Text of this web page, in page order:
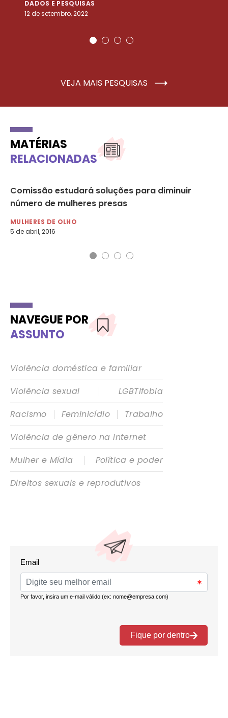
DADOS E PESQUISAS
12 de setembro, 2022
VEJA MAIS PESQUISAS
MATÉRIAS
RELACIONADAS
Comissão estudará soluções para diminuir
número de mulheres presas
MULHERES DE OLHO
5 de abril, 2016
NAVEGUE POR
ASSUNTO
Violência doméstica e familiar
Violência sexual
|
LGBTIfobia
Racismo
| Feminicídio |
Trabalho
Violência de gênero na internet
Mulher e Mídia
|
Política e poder
Direitos sexuais e reprodutivos